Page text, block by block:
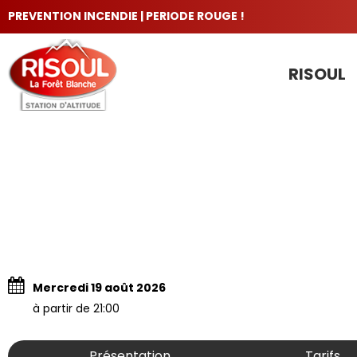
PREVENTION INCENDIE | PERIODE ROUGE !
RISOUL
Mercredi 19 août 2026
à partir de 21:00